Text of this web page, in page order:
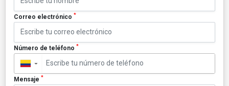
Correo electrónico *
Número de teléfono *
▼
Mensaje *